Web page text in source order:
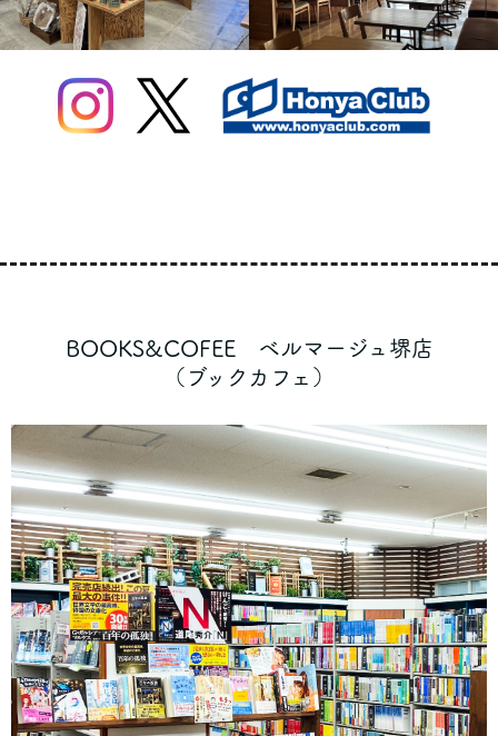
BOOKS&COFEE ベルマージュ堺店
（ブックカフェ）